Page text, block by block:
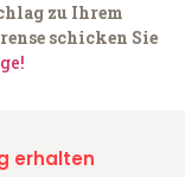
zu Ihrem
schicken Sie
erhalten